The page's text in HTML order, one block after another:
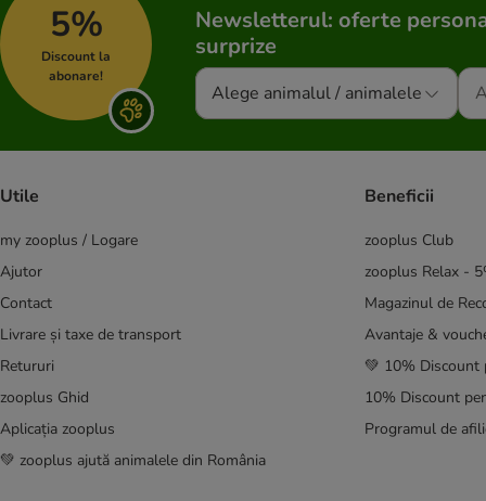
5%
Discount la
abonare!
Newsletterul: oferte
surprize
Alege animalul / animalele
Utile
my zooplus / Logare
Ajutor
Contact
Livrare și taxe de transport
Retururi
zooplus Ghid
Aplicația zooplus
💚 zooplus ajută animalele din România
Beneficii
zooplus Club
zooplus Relax -
Magazinul de
Avantaje &
💚 10% Discount
10% Discount
Programul de